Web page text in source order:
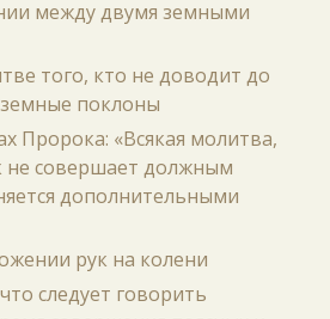
между двумя земными
того, кто не доводит до
поклоны
Пророка: «Всякая молитва,
не совершает должным
дополнительными
рук на колени
следует говорить